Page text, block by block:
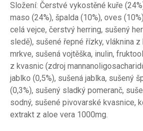
Složení: Čerstvé vykostěné kuře
maso (24%), špalda (10%), oves
celá vejce, čerstvý herring, sušený
sledě), sušené řepné řízky, vláknina z
mrkve, sušená vojtěška, inulin,
z kvasnic (zdroj
jablko (0,5%), sušená jablka, sušený
(0,3%), sušený sladký pomeranč,
sodný, sušené pivovarské kvasnice,
extrakt z aloe vera 1000mg.